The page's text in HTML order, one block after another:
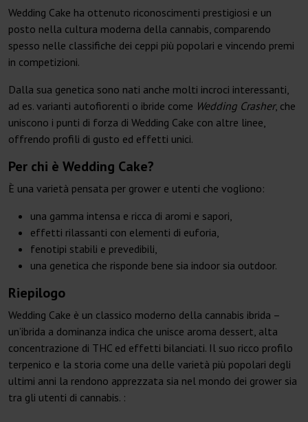
Wedding Cake ha ottenuto riconoscimenti prestigiosi e un
posto nella cultura moderna della cannabis, comparendo
spesso nelle classifiche dei ceppi più popolari e vincendo premi
in competizioni.
Dalla sua genetica sono nati anche molti incroci interessanti,
ad es. varianti autofiorenti o ibride come Wedding Crasher, che
uniscono i punti di forza di Wedding Cake con altre linee,
offrendo profili di gusto ed effetti unici.
Per chi è Wedding Cake?
È una varietà pensata per grower e utenti che vogliono:
una gamma intensa e ricca di aromi e sapori,
effetti rilassanti con elementi di euforia,
fenotipi stabili e prevedibili,
una genetica che risponde bene sia indoor sia outdoor.
Riepilogo
Wedding Cake è un classico moderno della cannabis ibrida –
un’ibrida a dominanza indica che unisce aroma dessert, alta
concentrazione di THC ed effetti bilanciati. Il suo ricco profilo
terpenico e la storia come una delle varietà più popolari degli
ultimi anni la rendono apprezzata sia nel mondo dei grower sia
tra gli utenti di cannabis. :